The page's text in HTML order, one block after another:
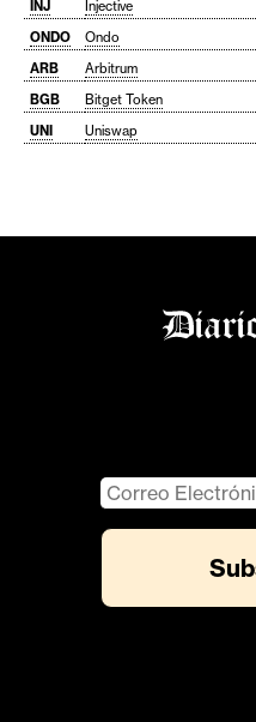
INJ Injective
ONDO
Ondo
ARB
Arbitrum
BGB
Bitget Token
UNI
Uniswap